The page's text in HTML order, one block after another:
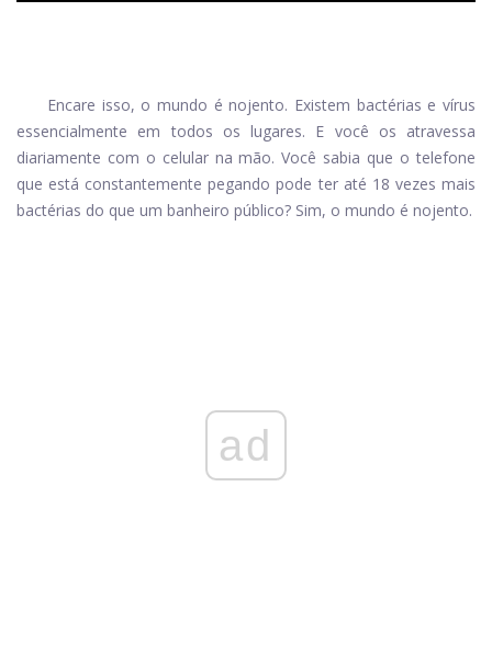
Encare isso, o mundo é nojento. Existem bactérias e vírus
essencialmente em todos os lugares. E você os atravessa
diariamente com o celular na mão. Você sabia que o telefone
que está constantemente pegando pode ter até 18 vezes mais
bactérias do que um banheiro público? Sim, o mundo é nojento.
ad